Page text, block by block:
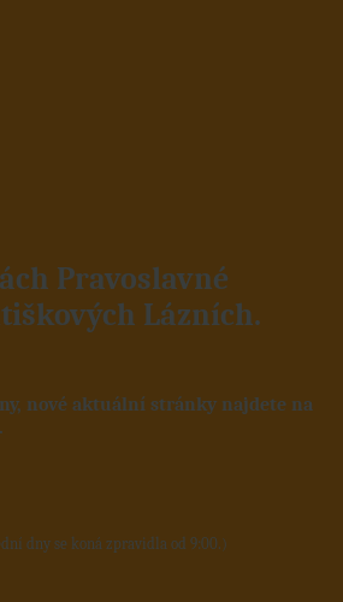
Pravoslavné
Lázních.
nové aktuální stránky najdete na
.
dny se koná zpravidla od 9:00.)